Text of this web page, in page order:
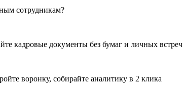
сотрудникам?
кадровые документы без бумаг и личных встреч
воронку, собирайте аналитику в 2 клика